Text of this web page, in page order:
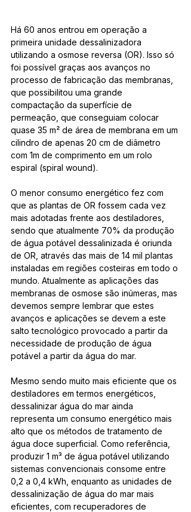
Há 60 anos entrou em operação a
primeira unidade dessalinizadora
utilizando a osmose reversa (OR). Isso só
foi possível graças aos avanços no
processo de fabricação das membranas,
que possibilitou uma grande
compactação da superfície de
permeação, que conseguiam colocar
quase 35 m² de área de membrana em um
cilindro de apenas 20 cm de diâmetro
com 1m de comprimento em um rolo
espiral (spiral wound).
O menor consumo energético fez com
que as plantas de OR fossem cada vez
mais adotadas frente aos destiladores,
sendo que atualmente 70% da produção
de água potável dessalinizada é oriunda
de OR, através das mais de 14 mil plantas
instaladas em regiões costeiras em todo o
mundo. Atualmente as aplicações das
membranas de osmose são inúmeras, mas
devemos sempre lembrar que estes
avanços e aplicações se devem a este
salto tecnológico provocado a partir da
necessidade de produção de água
potável a partir da água do mar.
Mesmo sendo muito mais eficiente que os
destiladores em termos energéticos,
dessalinizar água do mar ainda
representa um consumo energético mais
alto que os métodos de tratamento de
água doce superficial. Como referência,
produzir 1 m³ de água potável utilizando
sistemas convencionais consome entre
0,2 a 0,4 kWh, enquanto as unidades de
dessalinização de água do mar mais
eficientes, com recuperadores de